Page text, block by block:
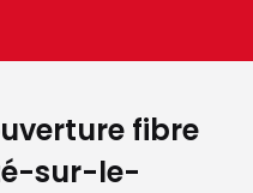
fibre
sur-le-